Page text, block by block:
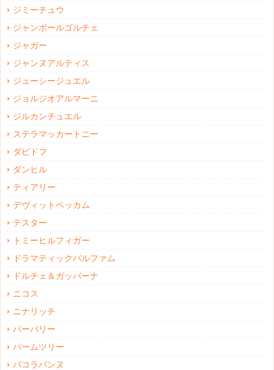
ジミーチュウ
ジャンポールゴルチェ
ジャガー
ジャンヌアルティス
ジューシージュエル
ジョルジオアルマーニ
ジルカンチュエル
ステラマッカートニー
ダビドフ
ダンヒル
ティアリー
デヴィットベッカム
テスター
トミーヒルフィガー
ドラマティックパルファム
ドルチェ＆ガッバーナ
ニコス
ニナリッチ
バーバリー
パームツリー
パコラバンヌ